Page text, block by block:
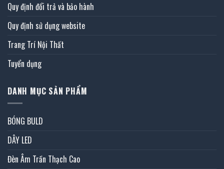
Quy định đổi trả và bảo hành
Quy định sử dụng website
Trang Trí Nội Thất
Tuyển dụng
DANH MỤC SẢN PHẨM
BÓNG BULD
DÂY LED
Đèn Âm Trần Thạch Cao